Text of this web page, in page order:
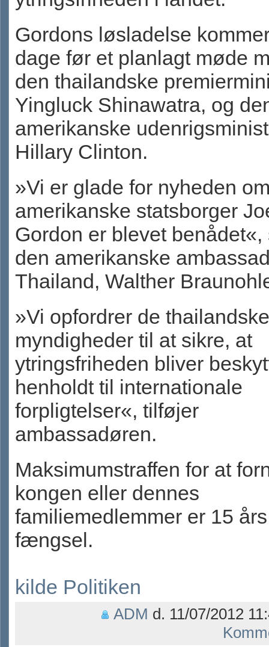
Gordons løsladelse
dage før et planlagt møde
den thailandske
Yingluck Shinawatra, og
amerikanske
Hillary Clinton.
»Vi er glade for nyheden
amerikanske statsborger
Gordon er blevet benådet«,
den amerikanske
Thailand, Walther
»Vi opfordrer de thailandske
myndigheder til at sikre, at
ytringsfriheden bliver
henholdt til internationale
forpligtelser«, tilføjer
ambassadøren.
Maksimumstraffen for at
kongen eller dennes
familiemedlemmer er 15 års
fængsel.
kilde Politiken
ADM d. 11/07/2012